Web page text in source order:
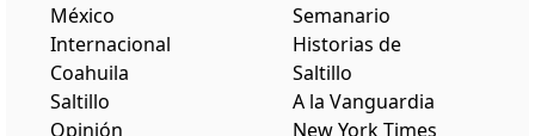
México
Internacional
Coahuila
Saltillo
Opinión
Semanario
Historias de
Saltillo
A la Vanguardia
New York Times